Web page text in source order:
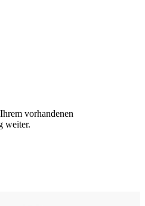
vorhandenen
weiter.